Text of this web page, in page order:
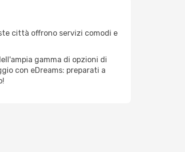
città offrono servizi comodi e
gamma di opzioni di
con eDreams: preparati a